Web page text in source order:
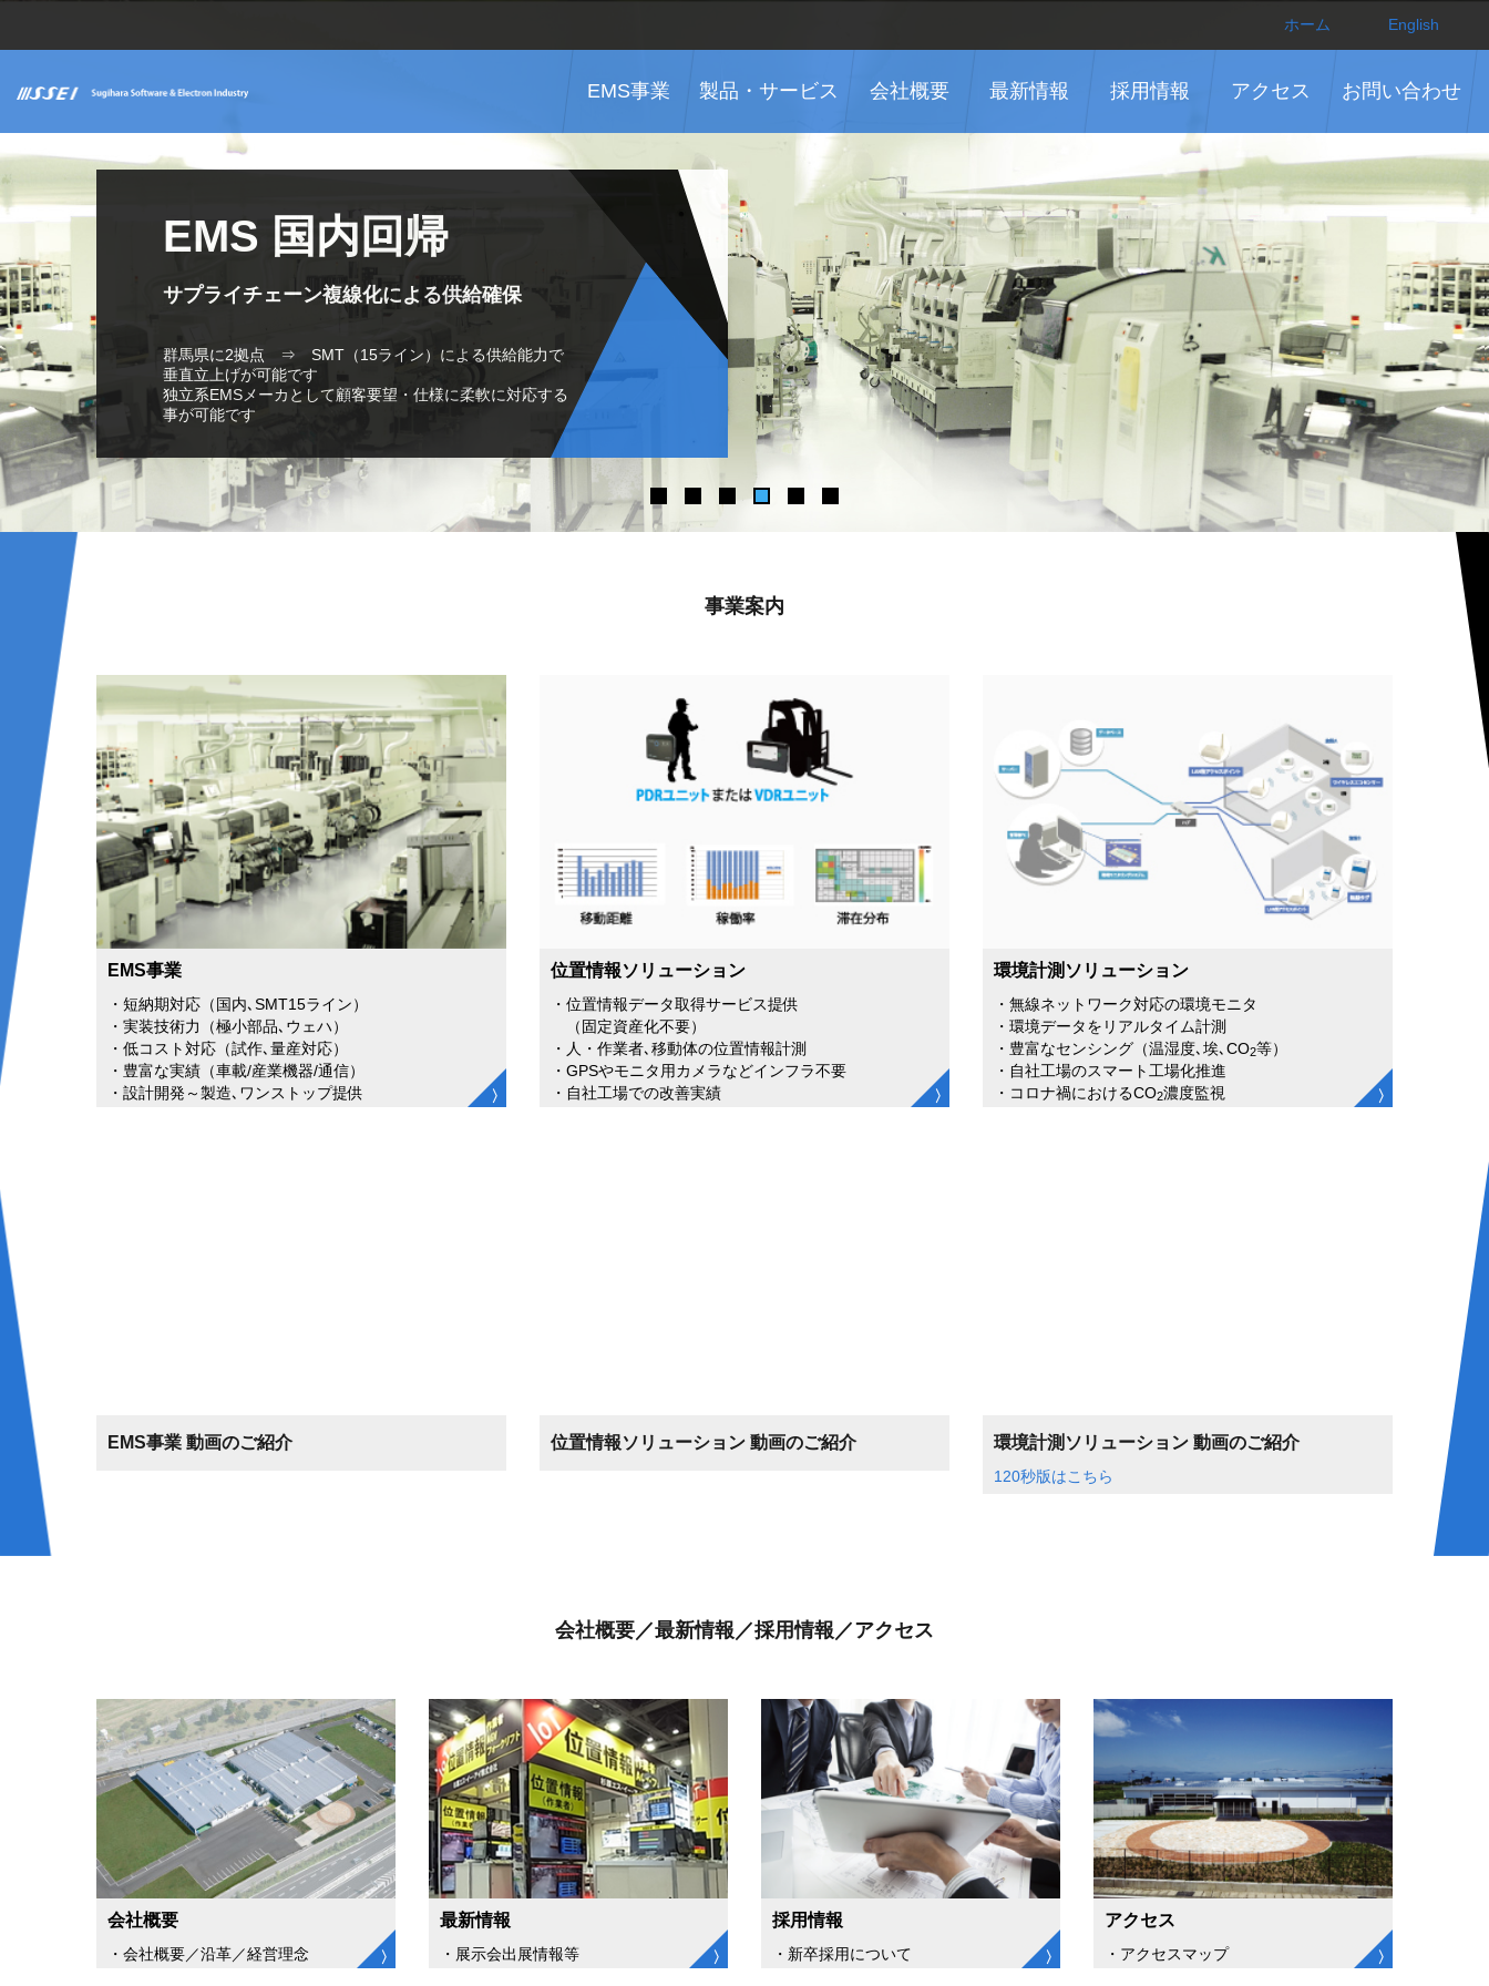
ホーム English
EMS事業 製品・サービス 会社概要 最新情報 採用情報 アクセス お問い合わせ
周辺環境のCO2濃度を
リアルタイム監視
オフィス、会議室、更衣室、食堂等、密になる場所の
CO2濃度を遠隔監視できます。
コロナ禍における
「密」を回避
CO2濃度規定値以上で空調制御(外気取入れ)
「換気の悪い密閉空間」を解消
PDRを用いた自社
工場での改善事例：
工場のレイアウト変更のための課題抽出及び
作業改善の効果測定
主業務エリア滞在率37％⇒65％（28％向上）
EMS 国内回帰
サプライチェーン複線化による供給確保
群馬県に2拠点 ⇒ SMT（15ライン）による供給能力で
垂直立上げが可能です
独立系EMSメーカとして顧客要望・仕様に柔軟に対応する
事が可能です
位置情報
データ取得サービス提供（固定資産化不要）
レンタルサービス提供（固定資産化不要）
環境計測
ソリューション
温度、湿度、埃、CO
環境データをリアルタイム計測
無線ネットワークを介して環境データを一元管理
事業案内
EMS事業
・短納期対応（国内､SMT15ライン）
・実装技術力（極小部品､ウェハ）
・低コスト対応（試作､量産対応）
・豊富な実績（車載/産業機器/通信）
・設計開発～製造､ワンストップ提供
位置情報ソリューション
・位置情報データ取得サービス提供
（固定資産化不要）
・人・作業者､移動体の位置情報計測
・GPSやモニタ用カメラなどインフラ不要
・自社工場での改善実績
環境計測ソリューション
・無線ネットワーク対応の環境モニタ
・環境データをリアルタイム計測
・豊富なセンシング（温湿度､埃､CO2等）
・自社工場のスマート工場化推進
・コロナ禍におけるCO2濃度監視
EMS事業 動画のご紹介 位置情報ソリューション 動画のご紹介 環境計測ソリューション 動画のご紹介
120秒版はこちら
会社概要／最新情報／採用情報／アクセス
会社概要
・会社概要／沿革／経営理念
最新情報
・展示会出展情報等
採用情報
・新卒採用について
アクセス
・アクセスマップ